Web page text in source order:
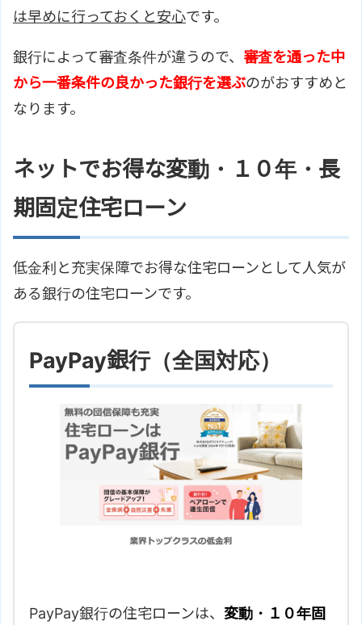
は早めに行っておくと安心です。
銀行によって審査条件が違うので、 審査を通った中
から一番条件の良かった銀行を選ぶのがおすすめと
なります。
ネットでお得な変動・１０年・長
期固定住宅ローン
低金利と充実保障でお得な住宅ローンとして人気が
ある銀行の住宅ローンです。
PayPay銀行（全国対応）
PayPay銀行の住宅ローンは、 変動・１０年固